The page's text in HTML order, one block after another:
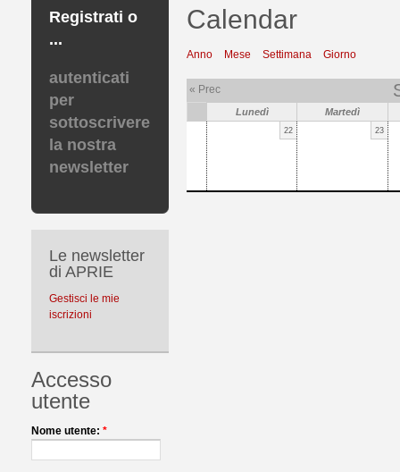
Registrati o
...
autenticati
per
sottoscrivere
la nostra
newsletter
Le newsletter
di APRIE
Gestisci le mie
iscrizioni
Accesso
utente
Nome utente: *
Calendar
Anno Mese Settimana Giorno
« Prec
Lunedì Martedì
22 23